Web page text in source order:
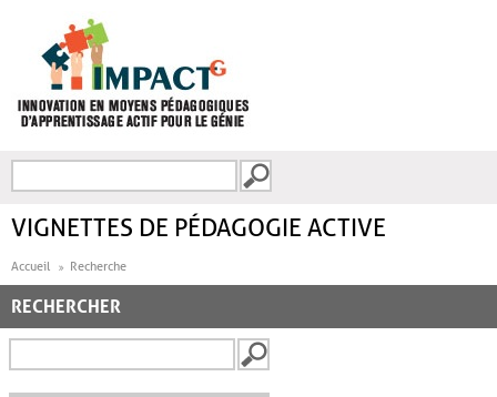
FORMULAIRE DE
VIGNETTES DE PÉDAGOGIE ACTIVE
Accueil Recherche
RECHERCHER